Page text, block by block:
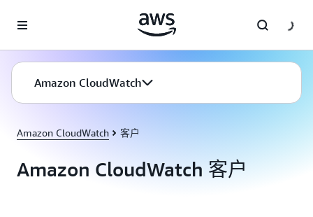
Amazon CloudWatch
Amazon CloudWatch 客户
Amazon CloudWatch 客户